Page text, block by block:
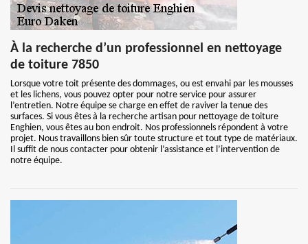
À la recherche d’un professionnel en nettoyage
de toiture 7850
Lorsque votre toit présente des dommages, ou est envahi par les mousses
et les lichens, vous pouvez opter pour notre service pour assurer
l’entretien. Notre équipe se charge en effet de raviver la tenue des
surfaces. Si vous êtes à la recherche artisan pour nettoyage de toiture
Enghien, vous êtes au bon endroit. Nos professionnels répondent à votre
projet. Nous travaillons bien sûr toute structure et tout type de matériaux.
Il suffit de nous contacter pour obtenir l’assistance et l’intervention de
notre équipe.